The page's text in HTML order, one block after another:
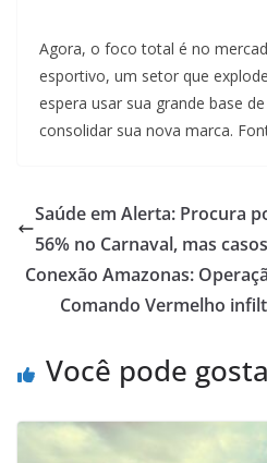
Agora, o foco total é no
esportivo, um setor que
espera usar sua grande base
consolidar sua nova marca.
Saúde em Alerta: Procura
56% no Carnaval, mas
Conexão Amazonas:
Comando Vermelho
Você pode